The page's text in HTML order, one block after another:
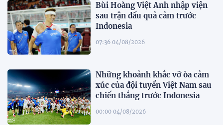
Bùi Hoàng Việt Anh nhập viện
sau trận đấu quả cảm trước
Indonesia
07:36 04/08/2026
Những khoảnh khắc vỡ òa cảm
xúc của đội tuyển Việt Nam sau
chiến thắng trước Indonesia
00:00 04/08/2026